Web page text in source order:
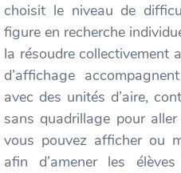
choisit le niveau de
figure en recherche
la résoudre collectivement
d’affichage
avec des unités d’aire,
sans quadrillage pour
vous pouvez afficher ou
afin d’amener les